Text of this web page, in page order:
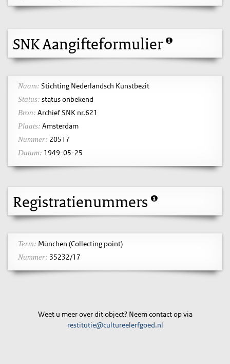
SNK Aangifteformulier
Naam: Stichting Nederlandsch Kunstbezit
Status: status onbekend
Bron: Archief SNK nr.621
Plaats: Amsterdam
Nummer: 20517
Datum: 1949-05-25
Registratienummers
Term: München (Collecting point)
Nummer: 35232/17
Weet u meer over dit object? Neem contact op via
restitutie@cultureelerfgoed.nl